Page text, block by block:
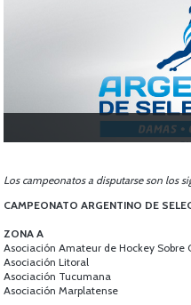
Los campeonatos a disputarse son los
CAMPEONATO ARGENTINO DE
ZONA A
Asociación Amateur de Hockey Sobre
Asociación Litoral
Asociación Tucumana
Asociación Marplatense